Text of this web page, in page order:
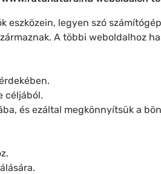
eszközein, legyen szó
A többi weboldalhoz
céljából.
és ezáltal megkönnyítsük a